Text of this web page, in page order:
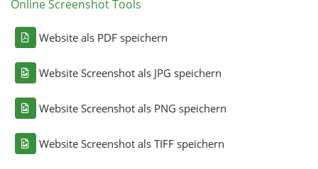
Online Screenshot Tools
Website als PDF speichern
Website Screenshot als JPG speichern
Website Screenshot als PNG speichern
Website Screenshot als TIFF speichern